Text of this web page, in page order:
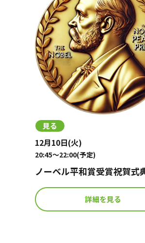
見る
12月10日(火)
20:45～22:00(予定)
ノーベル平和賞受賞祝賀式
詳細を見る